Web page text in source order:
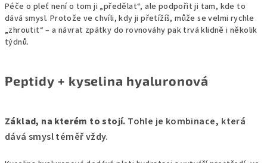
Péče o pleť není o tom ji „předělat“, ale podpořit ji tam, kde to
dává smysl. Protože ve chvíli, kdy ji přetížíš, může se velmi rychle
„zhroutit“ – a návrat zpátky do rovnováhy pak trvá klidně i několik
týdnů.
Peptidy + kyselina hyaluronová
Základ, na kterém to stojí. Tohle je kombinace, která
dává smysl téměř vždy.